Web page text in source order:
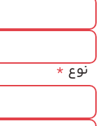
*نوع